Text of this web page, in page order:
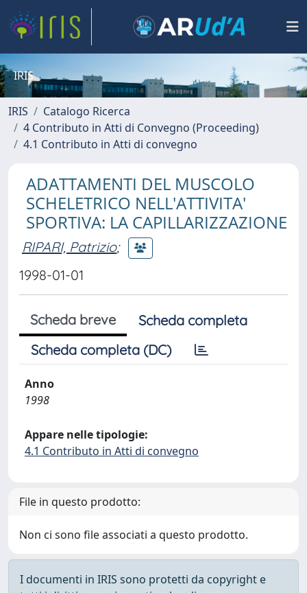
IRIS
IRIS
Catalogo Ricerca
4 Contributo in Atti di Convegno (Proceeding)
4.1 Contributo in Atti di convegno
ADATTAMENTI DEL MUSCOLO
SCHELETRICO NELL'ATTIVITA'
SPORTIVA: LA CAPILLARIZZAZIONE
RIPARI, Patrizio;
1998-01-01
Scheda breve
Scheda completa
Scheda completa (DC)
Anno
1998
Appare nelle tipologie:
4.1 Contributo in Atti di convegno
File in questo prodotto:
Non ci sono file associati a questo prodotto.
I documenti in IRIS sono protetti da copyright e